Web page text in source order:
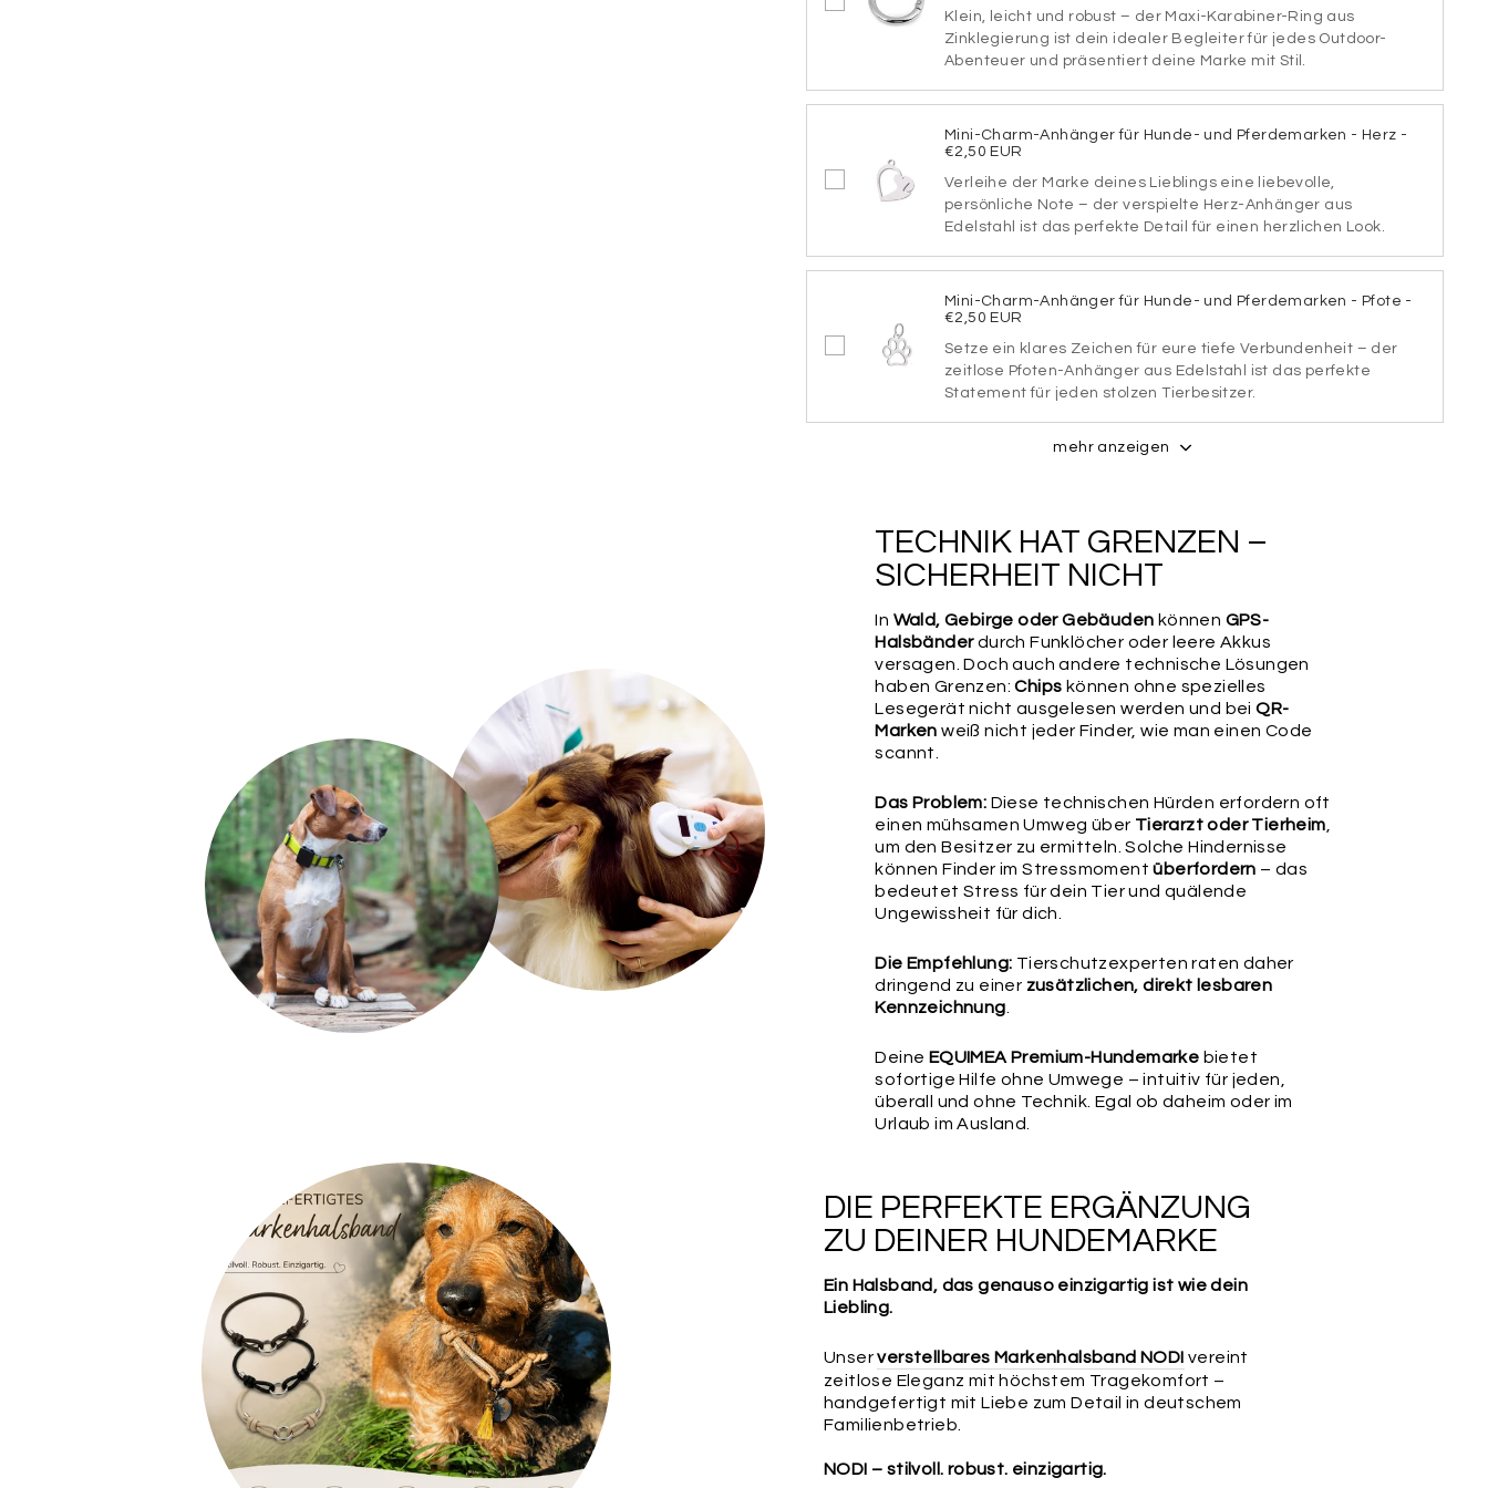
Schriftart
SCHRIFTART1 SCHRIFTART2
SCHRIFTART3 SCHRIFTART4
SCHRIFTART5 SCHRIFTART6
SCHRIFTART7 SCHRIFTART8
Seiden-Quasten – oder unser verstellbares Markenhalsband NODI inkl.
Outdoor-Karabiner-Ring als Upgrade.
SCHLÜSSELRING
RUND
25MM
LEDERBÄNDCHEN
(LAUTLOS)
Wichtig:Bitte überprüfe nochmals alle Angaben in diesem Formular auf
ihre Richtigkeit, da wir diese 1:1 für die Produktion übernehmen und keine
etwaige Fehler in deinen Angaben können wir leider keine Haftung
übernehmen.
Klein, leicht und robust – der Maxi-Karabiner-Ring aus
Zinklegierung ist dein idealer Begleiter für jedes Outdoor-
Abenteuer und präsentiert deine Marke mit Stil.
Mini-Charm-Anhänger für Hunde- und Pferdemarken - Herz -
€2,50 EUR
Verleihe der Marke deines Lieblings eine liebevolle,
persönliche Note – der verspielte Herz-Anhänger aus
Edelstahl ist das perfekte Detail für einen herzlichen Look.
Mini-Charm-Anhänger für Hunde- und Pferdemarken - Pfote -
€2,50 EUR
Setze ein klares Zeichen für eure tiefe Verbundenheit – der
zeitlose Pfoten-Anhänger aus Edelstahl ist das perfekte
Statement für jeden stolzen Tierbesitzer.
mehr anzeigen
TECHNIK HAT GRENZEN –
SICHERHEIT NICHT
In Wald, Gebirge oder Gebäuden können GPS-
Halsbänderdurch Funklöcher oder leere Akkus
versagen. Doch auch andere technische Lösungen
haben Grenzen:Chips können ohne spezielles
Lesegerät nicht ausgelesen werden und beiQR-
Marken weiß nicht jeder Finder, wie man einen Code
scannt.
Das Problem: Diese technischen Hürden erfordern oft
einen mühsamen Umweg über Tierarzt oder Tierheim
um den Besitzer zu ermitteln. Solche Hindernisse
können Finder im Stressmomentüberfordern – das
bedeutet Stress für dein Tier und quälende
Ungewissheit für dich.
Die Empfehlung: Tierschutzexperten raten daher
dringend zu einer zusätzlichen, direkt lesbaren
Kennzeichnung
Deine EQUIMEA Premium-Hundemarke bietet
sofortige Hilfe ohne Umwege – intuitiv für jeden,
überall und ohne Technik. Egal ob daheim oder im
Urlaub im Ausland.
DIE PERFEKTE ERGÄNZUNG
ZU DEINER HUNDEMARKE
Ein Halsband, das genauso einzigartig ist wie dein
Liebling.
Unser verstellbares Markenhalsband NODI vereint
zeitlose Eleganz mit höchstem Tragekomfort –
handgefertigt mit Liebe zum Detail in deutschem
Familienbetrieb.
NODI – stilvoll. robust. einzigartig.